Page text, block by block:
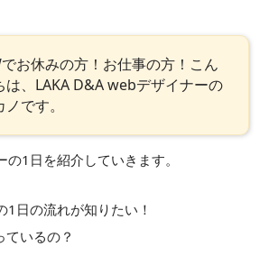
お休みの方！お仕事の方！こん
は、LAKA D&A webデザイナーの
です。
1日を紹介していきます。
1日の流れが知りたい！
ているの？